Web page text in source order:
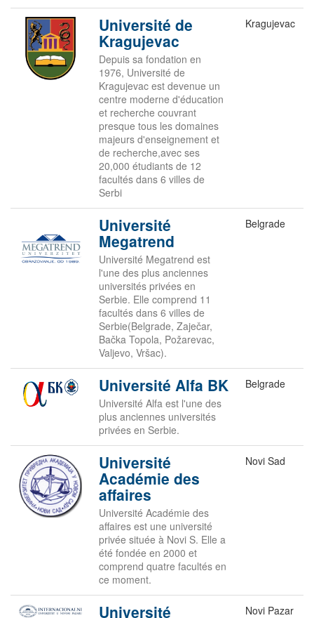
Université de
Kragujevac
Depuis sa fondation en
1976, Université de
Kragujevac est devenue un
centre moderne d'éducation
et recherche couvrant
presque tous les domaines
majeurs d'enseignement et
de recherche,avec ses
20,000 étudiants de 12
facultés dans 6 villes de
Serbi
Kragujevac
Université
Megatrend
Université Megatrend est
l'une des plus anciennes
universités privées en
Serbie. Elle comprend 11
facultés dans 6 villes de
Serbie(Belgrade, Zaječar,
Bačka Topola, Požarevac,
Valjevo, Vršac).
Belgrade
Université Alfa BK
Université Alfa est l'une des
plus anciennes universités
privées en Serbie.
Belgrade
Université
Académie des
affaires
Université Académie des
affaires est une université
privée située à Novi S. Elle a
été fondée en 2000 et
comprend quatre facultés en
ce moment.
Novi Sad
Université Novi Pazar